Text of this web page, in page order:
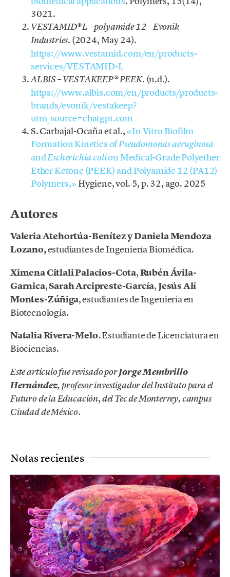
3021.
VESTAMID® L – polyamide 12 – Evonik
Industries. (2024, May 24).
https://www.vestamid.com/en/products-
services/VESTAMID-L
ALBIS – VESTAKEEP® PEEK. (n.d.).
https://www.albis.com/en/products/products-
brands/evonik/vestakeep?
utm_source=chatgpt.com
S. Carbajal-Ocaña et al.,«In Vitro Biofilm
Formation Kinetics ofPseudomonas aeruginosa
andEscherichia colion Medical-Grade Polyether
Ether Ketone (PEEK) and Polyamide 12 (PA12)
Polymers,» Hygiene, vol. 5, p. 32, ago. 2025
Autores
Valeria Atehortúa-Benítez yDaniela Mendoza
Lozano,estudiantes de Ingeniería Biomédica.
Ximena Citlali Palacios-Cota,Rubén Ávila-
Garnica,Sarah Arcipreste-García,Jesús Alí
Montes-Zúñiga, estudiantes de Ingeniería en
Biotecnología.
Natalia Rivera-Melo.Estudiante de Licenciatura en
Biociencias.
Este artículo fue revisado porJorge Membrillo
Hernández, profesor investigador del Instituto para el
Futuro de la Educación,del Tec de Monterrey, campus
Ciudad de México.
Notas recientes